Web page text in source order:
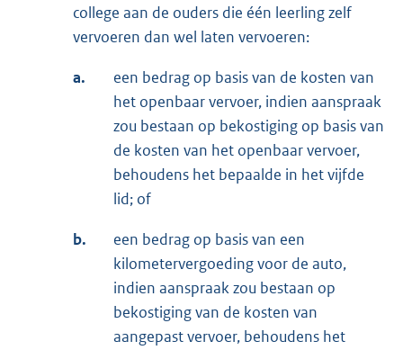
college aan de ouders die één leerling zelf
vervoeren dan wel laten vervoeren:
a.
een bedrag op basis van de kosten van
het openbaar vervoer, indien aanspraak
zou bestaan op bekostiging op basis van
de kosten van het openbaar vervoer,
behoudens het bepaalde in het vijfde
lid; of
b.
een bedrag op basis van een
kilometervergoeding voor de auto,
indien aanspraak zou bestaan op
bekostiging van de kosten van
aangepast vervoer, behoudens het